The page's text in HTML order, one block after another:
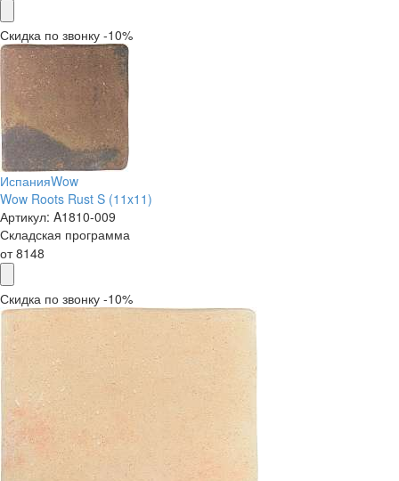
Скидка по звонку -10%
ИспанияWow
Wow Roots Rust S (11x11)
Артикул: A1810-009
Складская программа
от8148
Скидка по звонку -10%